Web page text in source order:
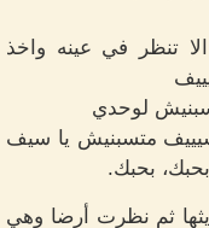
تنظر في عينه واخذ
لوحدي
متسبنيش يا سيف
بحبك، بحبك.
ثم نظرت أرضا وهي